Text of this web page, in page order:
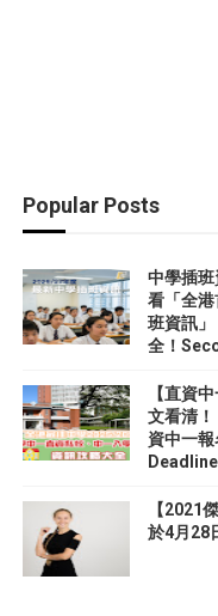
Popular Posts
中學插
看「全
班資訊
全！
【直資
文看清
資中一
【2021
於4月28